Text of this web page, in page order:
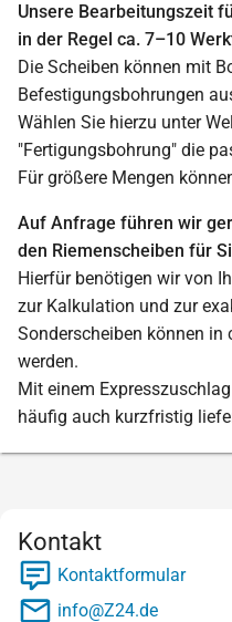
Unsere Bearbeitungszeit
in der Regel ca. 7–10
Die Scheiben können mit
Befestigungsbohrungen
Wählen Sie hierzu unter
"Fertigungsbohrung" die
Für größere Mengen
Auf Anfrage führen wir
den Riemenscheiben für
Hierfür benötigen wir von
zur Kalkulation und zur
Sonderscheiben können
werden.
Mit einem
häufig auch kurzfristig
Kontakt
Kontaktformular
info@Z24.de